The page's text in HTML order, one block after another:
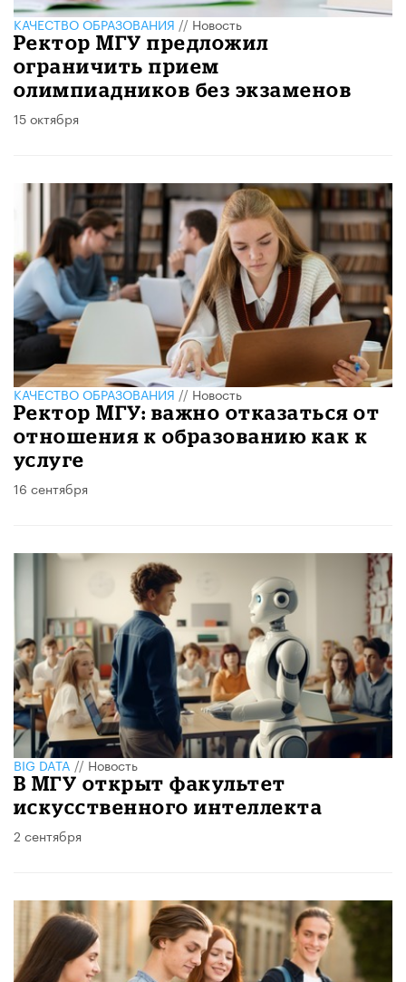
КАЧЕСТВО ОБРАЗОВАНИЯ//Новость
Ректор МГУ предложил
ограничить прием
олимпиадников без экзаменов
15 октября
КАЧЕСТВО ОБРАЗОВАНИЯ//Новость
Ректор МГУ: важно отказаться от
отношения к образованию как к
услуге
16 сентября
BIG DATA//Новость
В МГУ открыт факультет
искусственного интеллекта
2 сентября